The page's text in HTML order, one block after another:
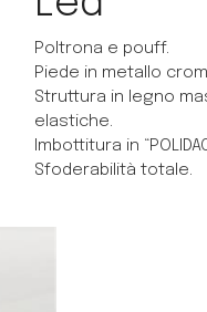
Poltrona e pouff.
Piede in metallo
Struttura in legno
elastiche.
Imbottitura in
Sfoderabilità totale.